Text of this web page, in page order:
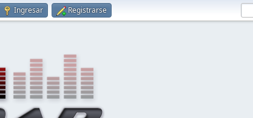
Ingresar Registrarse